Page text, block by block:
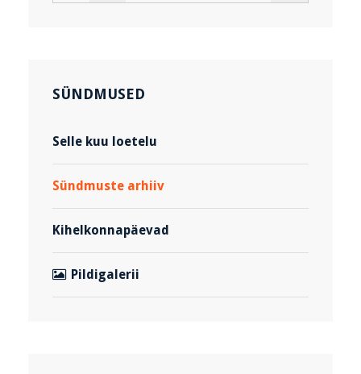
SÜNDMUSED
Selle kuu loetelu
Sündmuste arhiiv
Kihelkonnapäevad
Pildigalerii